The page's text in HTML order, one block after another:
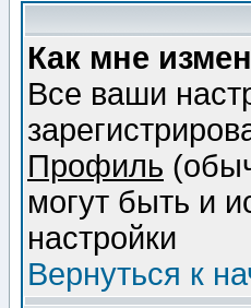
Как мне
Все ваши
Профиль
могут быть и
настройки
Вернуться к